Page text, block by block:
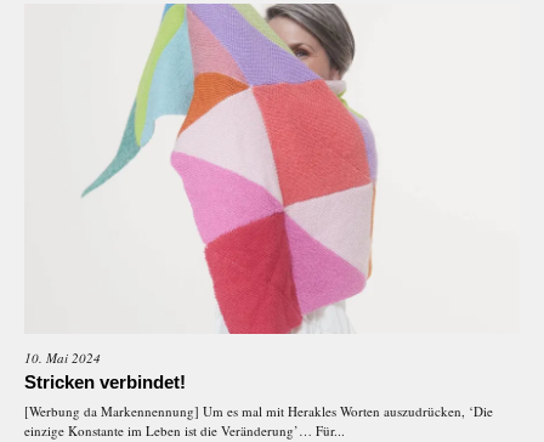
10. Mai 2024
Stricken verbindet!
[Werbung da Markennennung] Um es mal mit Herakles Worten auszudrücken, ‘Die
einzige Konstante im Leben ist die Veränderung’… Für...